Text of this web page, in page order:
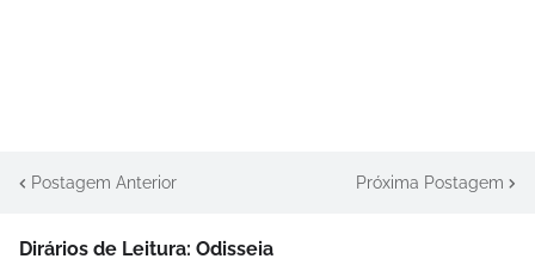
Postagem Anterior Próxima Postagem
Dirários de Leitura: Odisseia